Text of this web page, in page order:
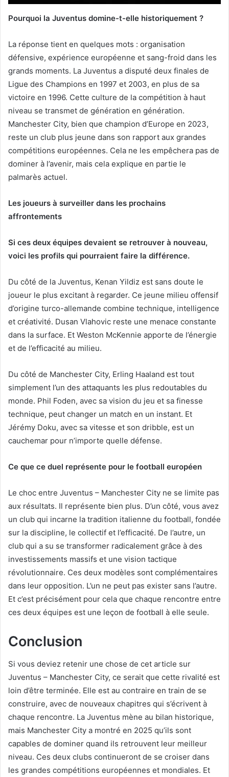
Pourquoi la Juventus domine-t-elle historiquement ?
La réponse tient en quelques mots : organisation
défensive, expérience européenne et sang-froid dans les
grands moments. La Juventus a disputé deux finales de
Ligue des Champions en 1997 et 2003, en plus de sa
victoire en 1996. Cette culture de la compétition à haut
niveau se transmet de génération en génération.
Manchester City, bien que champion d’Europe en 2023,
reste un club plus jeune dans son rapport aux grandes
compétitions européennes. Cela ne les empêchera pas de
dominer à l’avenir, mais cela explique en partie le
palmarès actuel.
Les joueurs à surveiller dans les prochains
affrontements
Si ces deux équipes devaient se retrouver à nouveau,
voici les profils qui pourraient faire la différence.
Du côté de la Juventus, Kenan Yildiz est sans doute le
joueur le plus excitant à regarder. Ce jeune milieu offensif
d’origine turco-allemande combine technique, intelligence
et créativité. Dusan Vlahovic reste une menace constante
dans la surface. Et Weston McKennie apporte de l’énergie
et de l’efficacité au milieu.
Du côté de Manchester City, Erling Haaland est tout
simplement l’un des attaquants les plus redoutables du
monde. Phil Foden, avec sa vision du jeu et sa finesse
technique, peut changer un match en un instant. Et
Jérémy Doku, avec sa vitesse et son dribble, est un
cauchemar pour n’importe quelle défense.
Ce que ce duel représente pour le football européen
Le choc entre Juventus – Manchester City ne se limite pas
aux résultats. Il représente bien plus. D’un côté, vous avez
un club qui incarne la tradition italienne du football, fondée
sur la discipline, le collectif et l’efficacité. De l’autre, un
club qui a su se transformer radicalement grâce à des
investissements massifs et une vision tactique
révolutionnaire. Ces deux modèles sont complémentaires
dans leur opposition. L’un ne peut pas exister sans l’autre.
Et c’est précisément pour cela que chaque rencontre entre
ces deux équipes est une leçon de football à elle seule.
Conclusion
Si vous deviez retenir une chose de cet article sur
Juventus – Manchester City, ce serait que cette rivalité est
loin d’être terminée. Elle est au contraire en train de se
construire, avec de nouveaux chapitres qui s’écrivent à
chaque rencontre. La Juventus mène au bilan historique,
mais Manchester City a montré en 2025 qu’ils sont
capables de dominer quand ils retrouvent leur meilleur
niveau. Ces deux clubs continueront de se croiser dans
les grandes compétitions européennes et mondiales. Et